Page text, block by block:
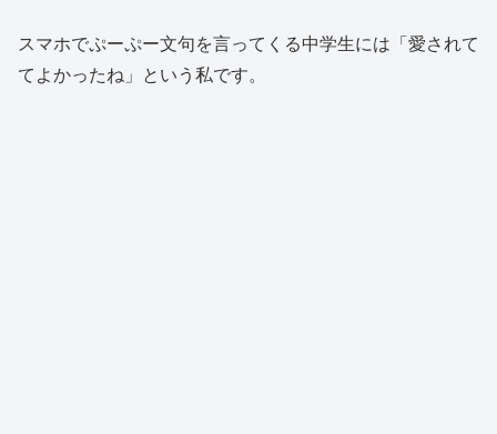
スマホでぷーぷー文句を言ってくる中学生には「愛されて
てよかったね」という私です。